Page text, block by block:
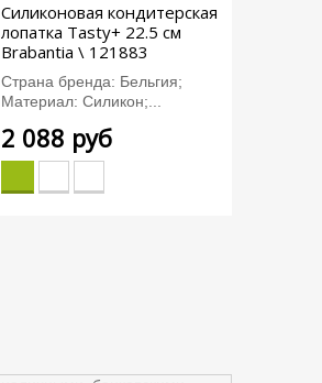
Силиконовая кондитерская
лопатка Tasty+ 22.5 см
Brabantia \ 121883
Страна бренда: Бельгия;
Материал: Силикон;...
2 088 руб